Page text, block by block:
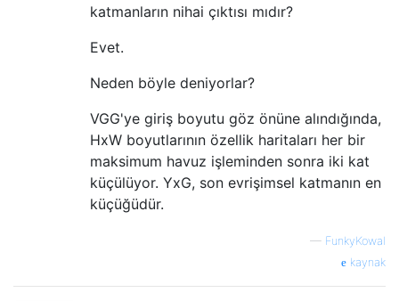
katmanların nihai çıktısı mıdır?
Evet.
Neden böyle deniyorlar?
VGG'ye giriş boyutu göz önüne alındığında,
HxW boyutlarının özellik haritaları her bir
maksimum havuz işleminden sonra iki kat
küçülüyor. YxG, son evrişimsel katmanın en
küçüğüdür.
— FunkyKowal
kaynak